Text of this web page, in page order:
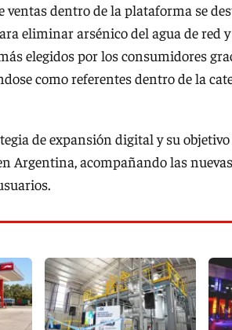
dentro de la plataforma se
eliminar arsénico del agua de red
elegidos por los consumidores
como referentes dentro de la
de expansión digital y su
Argentina, acompañando las